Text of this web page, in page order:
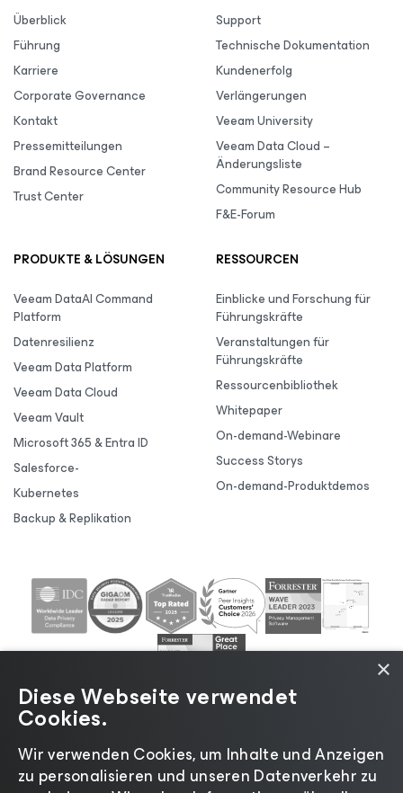
Überblick
Führung
Karriere
Corporate Governance
Kontakt
Pressemitteilungen
Brand Resource Center
Trust Center
Support
Technische Dokumentation
Kundenerfolg
Verlängerungen
Veeam University
Veeam Data Cloud –
Änderungsliste
Community Resource Hub
F&E-Forum
PRODUKTE & LÖSUNGEN
Veeam DataAI Command
Platform
Datenresilienz
Veeam Data Platform
Veeam Data Cloud
Veeam Vault
Microsoft 365 & Entra ID
Salesforce-
Kubernetes
Backup & Replikation
RESSOURCEN
Einblicke und Forschung für
Führungskräfte
Veranstaltungen für
Führungskräfte
Ressourcenbibliothek
Whitepaper
On-demand-Webinare
Success Storys
On-demand-Produktdemos
©2026 Veeam® Software |Datenschutzrichtlinie|
×
Diese Webseite verwendet
Cookies.
Wir verwenden Cookies, um Inhalte und Anzeigen
zu personalisieren und unseren Datenverkehr zu